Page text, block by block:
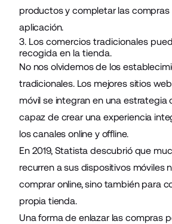
productos y completar las compras
aplicación.
3. Los comercios tradicionales
recogida en la tienda.
No nos olvidemos de los
tradicionales. Los mejores sitios
móvil se integran en una estrategia
capaz de crear una experiencia
los canales online y offline.
En 2019, Statista descubrió que
recurren a sus dispositivos móviles
comprar online, sino también para
propia tienda.
Una forma de enlazar las compras